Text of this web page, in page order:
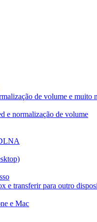
de volume e muito
e normalização de volume
e transferir para outro
e Mac